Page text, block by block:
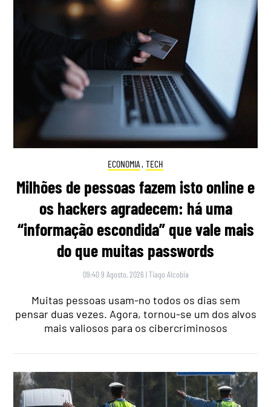
ECONOMIA , TECH
Milhões de pessoas fazem isto online e
os hackers agradecem: há uma
“informação escondida” que vale mais
do que muitas passwords
09:40 9 Agosto, 2026 |Tiago Alcobia
Muitas pessoas usam-no todos os dias sem
pensar duas vezes. Agora, tornou-se um dos alvos
mais valiosos para os cibercriminosos